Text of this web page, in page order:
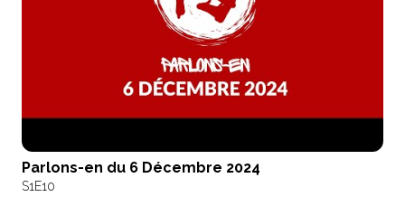
Parlons-en du 6 Décembre 2024
S1E10